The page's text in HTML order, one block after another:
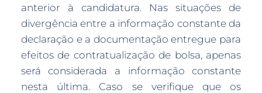
anterior à candidatura. Nas situações de
divergência entre a informação constante da
declaração e a documentação entregue para
efeitos de contratualização de bolsa, apenas
será considerada a informação constante
nesta última. Caso se verifique que os